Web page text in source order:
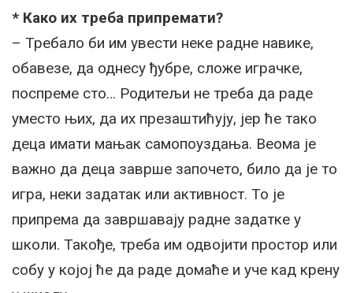
* Како их треба припремати?
– Требало би им увести неке радне навике,
обавезе, да однесу ђубре, сложе играчке,
поспреме сто… Родитељи не треба да раде
уместо њих, да их презаштићују, јер ће тако
деца имати мањак самопоуздања. Веома је
важно да деца заврше започето, било да је то
игра, неки задатак или активност. То је
припрема да завршавају радне задатке у
школи. Такође, треба им одвојити простор или
собу у којој ће да раде домаће и уче кад крену